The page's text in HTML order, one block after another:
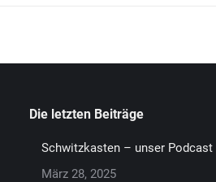
Die letzten Beiträge
Schwitzkasten – unser Podcast
März 28, 2025